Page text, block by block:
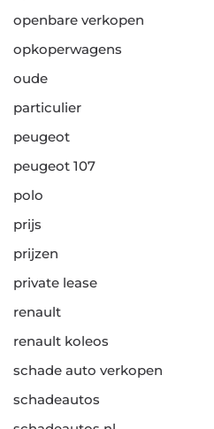
openbare verkopen
opkoperwagens
oude
particulier
peugeot
peugeot 107
polo
prijs
prijzen
private lease
renault
renault koleos
schade auto verkopen
schadeautos